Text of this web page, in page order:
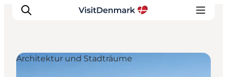
Architektur und Stadträume